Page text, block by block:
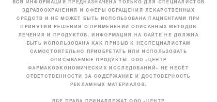
ВСЯ ИНФОРМАЦИЯ ПРЕДНАЗНАЧЕНА ТОЛЬКО ДЛЯ СПЕЦИАЛИСТОВ
ЗДРАВООХРАНЕНИЯ И СФЕРЫ ОБРАЩЕНИЯ ЛЕКАРСТВЕННЫХ
СРЕДСТВ И НЕ МОЖЕТ БЫТЬ ИСПОЛЬЗОВАНА ПАЦИЕНТАМИ ПРИ
ПРИНЯТИИ РЕШЕНИЯ О ПРИМЕНЕНИИ ОПИСАННЫХ МЕТОДОВ
ЛЕЧЕНИЯ И ПРОДУКТОВ. ИНФОРМАЦИЯ НА САЙТЕ НЕ ДОЛЖНА
БЫТЬ ИСПОЛЬЗОВАНА КАК ПРИЗЫВ К НЕСПЕЦИАЛИСТАМ
САМОСТОЯТЕЛЬНО ПРИОБРЕТАТЬ ИЛИ ИСПОЛЬЗОВАТЬ
ОПИСЫВАЕМЫЕ ПРОДУКТЫ. ООО «ЦЕНТР
ФАРМАКОЭКОНОМИЧЕСКИХ ИССЛЕДОВАНИЙ» НЕ НЕСЁТ
ОТВЕТСТВЕННОСТИ ЗА СОДЕРЖАНИЕ И ДОСТОВЕРНОСТЬ
РЕКЛАМНЫХ МАТЕРИАЛОВ.